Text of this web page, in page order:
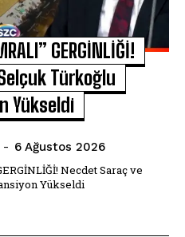
GERGİNLİĞİ!
Türkoğlu
Yükseldi
- 6 Ağustos 2026
Necdet Saraç ve
Yükseldi